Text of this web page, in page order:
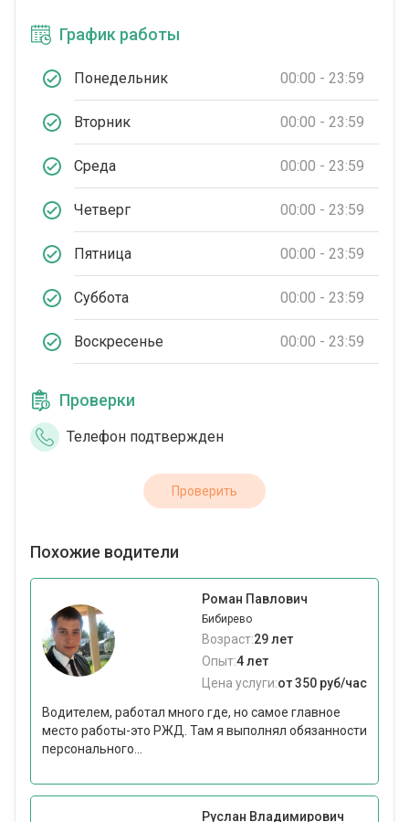
График работы
Понедельник 00:00 - 23:59
Вторник 00:00 - 23:59
Среда 00:00 - 23:59
Четверг 00:00 - 23:59
Пятница 00:00 - 23:59
Суббота 00:00 - 23:59
Воскресенье 00:00 - 23:59
Проверки
Телефон подтвержден
Проверить
Похожие водители
Роман Павлович
Бибирево
Возраст:29 лет
Опыт:4 лет
Цена услуги:от 350 руб/час
Водителем, работал много где, но самое главное
место работы-это РЖД. Там я выполнял обязанности
персонального...
Руслан Владимирович